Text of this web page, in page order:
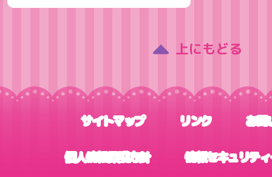
上にもどる
サイトマップ リンク お問
個人情報保護方針 情報セキュリテ